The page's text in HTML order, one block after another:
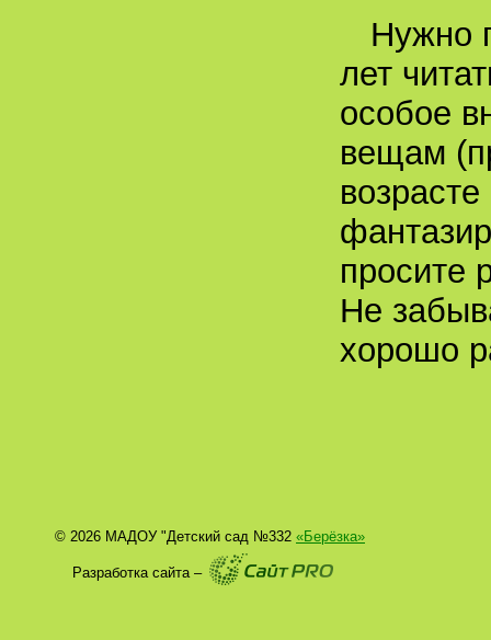
Нужно
лет
особое
вещам
просите
Не
хорошо
© 2026 МАДОУ "Детский сад №332 «Берёзка»
Разработка сайта –